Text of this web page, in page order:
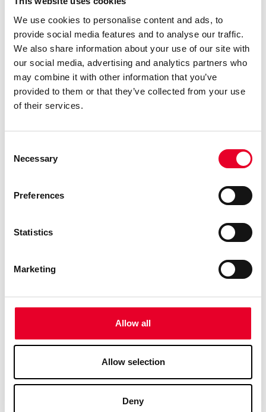
We use cookies to personalise content and ads, to
provide social media features and to analyse our traffic.
We also share information about your use of our site with
our social media, advertising and analytics partners who
may combine it with other information that you’ve
provided to them or that they’ve collected from your use
of their services.
Selection
Necessary
Preferences
Statistics
Marketing
Allow all
Allow selection
Deny
och smidighet i moderna tillverkningsmiljöer. Genom
att anamma ISA95 kan organisationer slutligen
effektivisera verksamheten, optimera resurserna
och frigöra den fulla potentialen hos sitt MES.
Standardiserade datamodeller
Effektivt datautbyte
Korrekt representation och kontroll
Ökad effektivitet, produktivitet och smidighet
Vill du veta mer om ISA95
Skriv till oss
Namn
Telefon